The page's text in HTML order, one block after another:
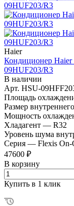
Haier
Кондиционер
09HUF203/R3
В наличии
Арт. HSU-
Площадь
Размер
Мощность
Хладагент — R32
Уровень шума
Серия — Flexis
47600 ₽
В корзину
Купить в 1 клик